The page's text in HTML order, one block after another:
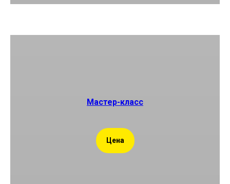
Мастер-класс
Цена